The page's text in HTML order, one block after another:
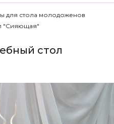
для стола молодоженов
"Сияющая"
стол